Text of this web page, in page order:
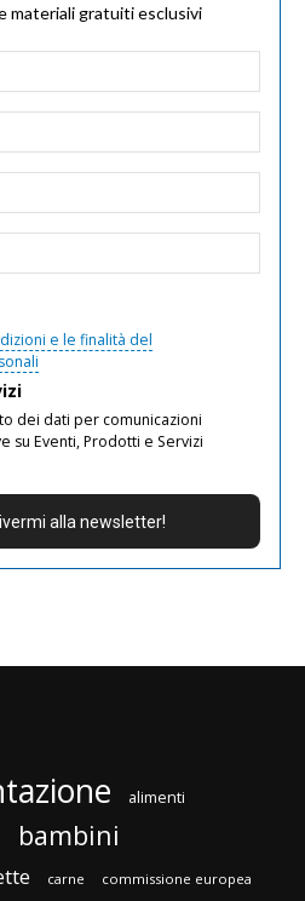
materiali gratuiti esclusivi
e le finalità del
dei dati per comunicazioni
su Eventi, Prodotti e Servizi
alimenti
bambini
carne commissione europea